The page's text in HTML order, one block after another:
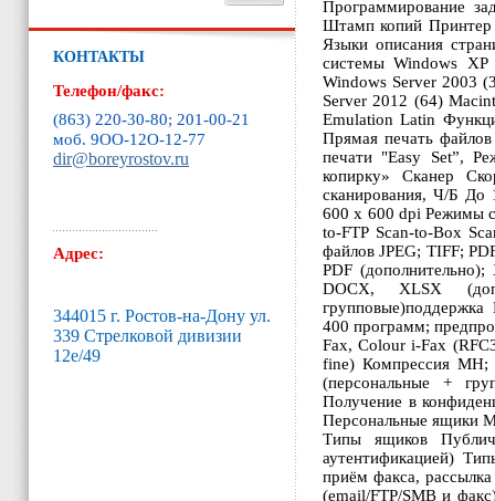
КОНТАКТЫ
Телефон/факс:
(863) 220-30-80; 201-00-21
моб. 9ОО-12O-12-77
dir@boreyrostov.ru
Адрес:
344015 г. Ростов-на-Дону ул.
339 Стрелковой дивизии
12е/49
Программирование
Штамп копий Принтер
Языки описания
системы Windows
Windows Server 2003
Server 2012 (64)
Emulation Latin
Прямая печать
печати "Easy Set”,
копирку» Сканер
сканирования, Ч/Б До
600 x 600 dpi Режимы
to-FTP Scan-to-Box
файлов JPEG; TIFF;
PDF (дополнительно);
DOCX, XLSX
400 программ;
Fax, Colour i-Fax
fine) Компрессия
(персональные +
Получение в
Персональные ящики
Типы ящиков
аутентификацией)
приём факса,
(email/FTP/SMB и